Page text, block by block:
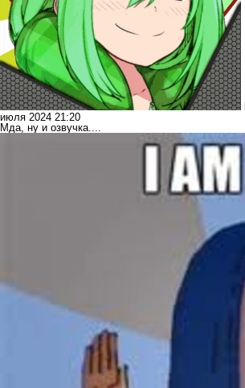
июля 2024 21:20
Мда, ну и озвучка....